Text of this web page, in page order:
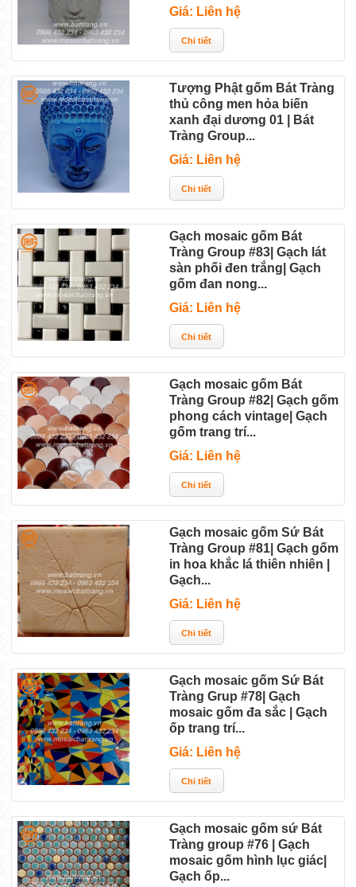
Giá: Liên hệ
Tượng Phật gốm Bát Tràng
thủ công men hỏa biến
xanh đại dương 01 | Bát
Tràng Group...
Giá: Liên hệ
Gạch mosaic gốm Bát
Tràng Group #83| Gạch lát
sàn phối đen trắng| Gạch
gốm đan nong...
Giá: Liên hệ
Gạch mosaic gốm Bát
Tràng Group #82| Gạch gốm
phong cách vintage| Gạch
gốm trang trí...
Giá: Liên hệ
Gạch mosaic gốm Sứ Bát
Tràng Group #81| Gạch gốm
in hoa khắc lá thiên nhiên |
Gạch...
Giá: Liên hệ
Gạch mosaic gốm Sứ Bát
Tràng Grup #78| Gạch
mosaic gốm đa sắc | Gạch
ốp trang trí...
Giá: Liên hệ
Gạch mosaic gốm sứ Bát
Tràng group #76 | Gạch
mosaic gốm hình lục giác|
Gạch ốp...